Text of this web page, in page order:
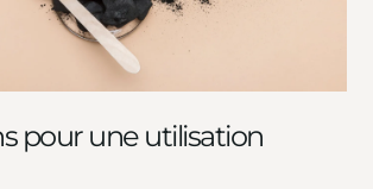
pour une utilisation